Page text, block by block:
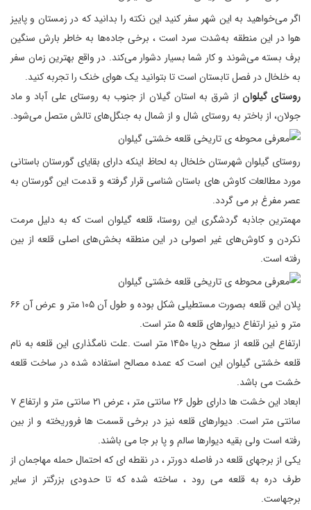
اگر می‌خواهید به این شهر سفر کنید این نکته را بدانید که در زمستان و پاییز
هوا در این منطقه به‌شدت سرد است ، برخی جاده‌ها به خاطر بارش سنگین
برف بسته می‌شوند و کار شما بسیار دشوار می‌کند. در واقع بهترین زمان سفر
به خلخال در فصل تابستان است تا بتوانید یک هوای خنک را تجربه کنید.
روستای گیلوان از شرق به استان گیلان از جنوب به روستای علی آباد و ماد
جولان، از باختر به روستای شال و از شمال به جنگل‌های تالش متصل می‌شود.
روستای گیلوان شهرستان خلخال به لحاظ اینکه دارای بقایای گورستان باستانی
مورد مطالعات کاوش های باستان شناسی قرار گرفته و قدمت این گورستان به
عصر مفرغ بر می گردد.
مهمترین جاذبه گردشگری این روستا، قلعه گیلوان است که به دلیل مرمت
نکردن و کاوش‌های غیر اصولی در این منطقه بخش‌های اصلی قلعه از بین
رفته است.
پلان این قلعه بصورت مستطیلی شکل بوده و طول آن ۱۰۵ متر و عرض آن ۶۶
متر و نیز ارتفاع دیوارهای قلعه ۵ متر است.
ارتفاع این قلعه از سطح دریا ۱۴۵۰ متر است .علت نامگذاری این قلعه به نام
قلعه خشتی گیلوان این است که عمده مصالح استفاده شده در ساخت قلعه
خشت می باشد.
ابعاد این خشت ها دارای طول ۲۶ سانتی متر ، عرض ۲۱ سانتی متر و ارتفاع ۷
سانتی متر است. دیوارهای قلعه نیز در برخی قسمت ها فروریخته و از بین
رفته است ولی بقیه دیوارها سالم و پا بر جا می باشند.
یکی از برجهای قلعه در فاصله دورتر ، در نقطه ای که احتمال حمله مهاجمان از
طرف دره به قلعه می رود ، ساخته شده که تا حدودی بزرگتر از سایر
برجهاست.